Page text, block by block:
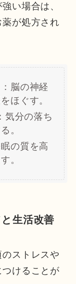
い場合は、
が処方され
脳の神経
ほぐす。
気分の落ち
。
の質を高
。
生活改善
ストレスや
けることが